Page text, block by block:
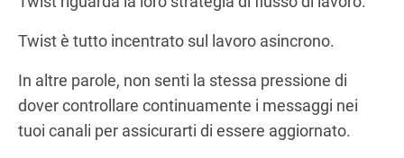
Twist è tutto incentrato sul lavoro asincrono.
In altre parole, non senti la stessa pressione di
dover controllare continuamente i messaggi nei
tuoi canali per assicurarti di essere aggiornato.